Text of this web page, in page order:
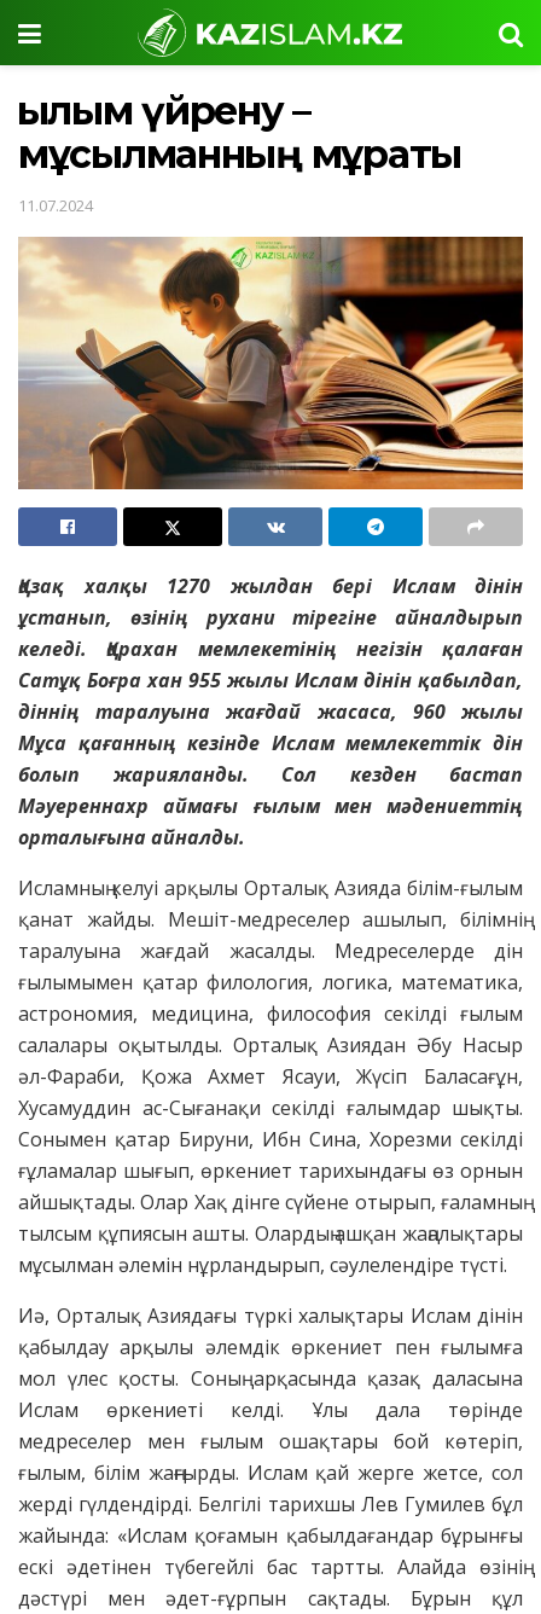
Ғылым үйрену –
мұсылманның мұраты
11.07.2024
Қазақ халқы 1270 жылдан бері Ислам дінін
ұстанып, өзінің рухани тірегіне айналдырып
келеді. Қарахан мемлекетінің негізін қалаған
Сатұқ Боғра хан 955 жылы Ислам дінін қабылдап,
діннің таралуына жағдай жасаса, 960 жылы
Мұса қағанның кезінде Ислам мемлекеттік дін
болып жарияланды. Сол кезден бастап
Мәуереннахр аймағы ғылым мен мәдениеттің
орталығына айналды.
Исламның келуі арқылы Орталық Азияда білім-ғылым
қанат жайды. Мешіт-медреселер ашылып, білімнің
таралуына жағдай жасалды. Медреселерде дін
ғылымымен қатар филология, логика, математика,
астрономия, медицина, философия секілді ғылым
салалары оқытылды. Орталық Азиядан Әбу Насыр
әл-Фараби, Қожа Ахмет Ясауи, Жүсіп Баласағұн,
Хусамуддин ас-Сығанақи секілді ғалымдар шықты.
Сонымен қатар Бируни, Ибн Сина, Хорезми секілді
ғұламалар шығып, өркениет тарихындағы өз орнын
айшықтады. Олар Хақ дінге сүйене отырып, ғаламның
тылсым құпиясын ашты. Олардың ашқан жаңалықтары
мұсылман әлемін нұрландырып, сәулелендіре түсті.
Иә, Орталық Азиядағы түркі халықтары Ислам дінін
қабылдау арқылы әлемдік өркениет пен ғылымға
мол үлес қосты. Соның арқасында қазақ даласына
Ислам өркениеті келді. Ұлы дала төрінде
медреселер мен ғылым ошақтары бой көтеріп,
ғылым, білім жаңғырды. Ислам қай жерге жетсе, сол
жерді гүлдендірді. Белгілі тарихшы Лев Гумилев бұл
жайында: «Ислам қоғамын қабылдағандар бұрынғы
ескі әдетінен түбегейлі бас тартты. Алайда өзінің
дәстүрі мен әдет-ғұрпын сақтады. Бұрын құл